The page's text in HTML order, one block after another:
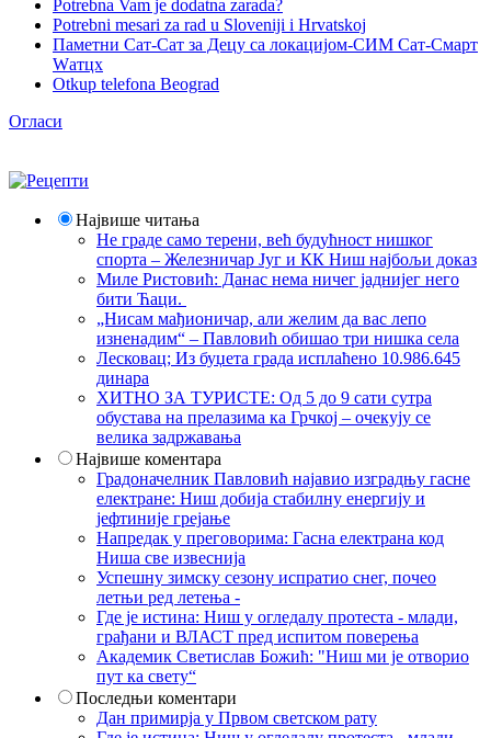
Potrebna Vam je dodatna zarada?
Potrebni mesari za rad u Sloveniji i Hrvatskoj
Паметни Сат-Сат за Децу са локацијом-СИМ Сат-Смарт
Wатцх
Otkup telefona Beograd
Огласи
Највише читања
Не граде само терени, већ будућност нишког
спорта – Железничар Југ и КК Ниш најбољи доказ
Миле Ристовић: Данас нема ничег јаднијег него
бити Ћаци.
„Нисам мађионичар, али желим да вас лепо
изненадим“ – Павловић обишао три нишка села
Лесковац; Из буџета града исплаћено 10.986.645
динара
ХИТНО ЗА ТУРИСТЕ: Од 5 до 9 сати сутра
обустава на прелазима ка Грчкој – очекују се
велика задржавања
Највише коментара
Градоначелник Павловић најавио изградњу гасне
електране: Ниш добија стабилну енергију и
јефтиније грејање
Напредак у преговорима: Гасна електрана код
Ниша све извеснија
Успешну зимску сезону испратио снег, почео
летњи ред летења -
Где је истина: Ниш у огледалу протеста - млади,
грађани и ВЛАСТ пред испитом поверења
Академик Светислав Божић: "Ниш ми је отворио
пут ка свету“
Последњи коментари
Дан примирја у Првом светском рату